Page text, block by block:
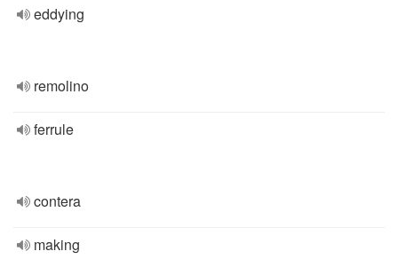
eddying
remolino
ferrule
contera
making